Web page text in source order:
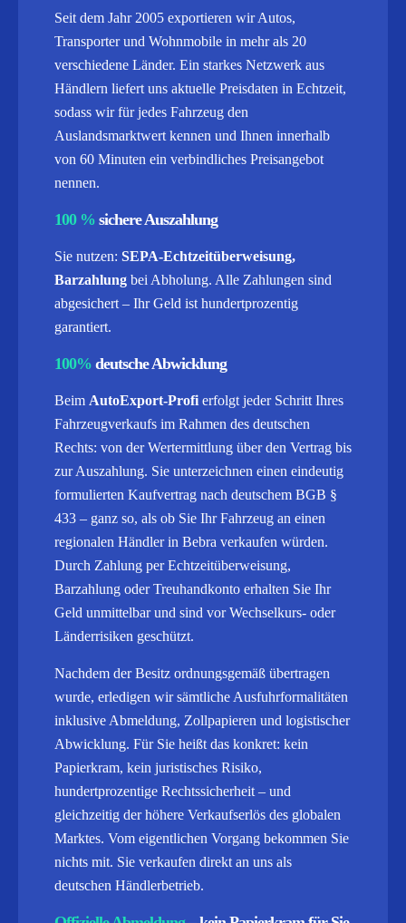
Seit dem Jahr 2005 exportieren wir Autos,
Transporter und Wohnmobile in mehr als 20
verschiedene Länder. Ein starkes Netzwerk aus
Händlern liefert uns aktuelle Preisdaten in Echtzeit,
sodass wir für jedes Fahrzeug den
Auslandsmarktwert kennen und Ihnen innerhalb
von 60 Minuten ein verbindliches Preisangebot
nennen.
100 % sichere Auszahlung
Sie nutzen: SEPA-Echtzeitüberweisung,
Barzahlung bei Abholung. Alle Zahlungen sind
abgesichert – Ihr Geld ist hundertprozentig
garantiert.
100% deutsche Abwicklung
Beim AutoExport-Profi erfolgt jeder Schritt Ihres
Fahrzeugverkaufs im Rahmen des deutschen
Rechts: von der Wertermittlung über den Vertrag bis
zur Auszahlung. Sie unterzeichnen einen eindeutig
formulierten Kaufvertrag nach deutschem BGB §
433 – ganz so, als ob Sie Ihr Fahrzeug an einen
regionalen Händler in Bebra verkaufen würden.
Durch Zahlung per Echtzeitüberweisung,
Barzahlung oder Treuhandkonto erhalten Sie Ihr
Geld unmittelbar und sind vor Wechselkurs- oder
Länderrisiken geschützt.
Nachdem der Besitz ordnungsgemäß übertragen
wurde, erledigen wir sämtliche Ausfuhrformalitäten
inklusive Abmeldung, Zollpapieren und logistischer
Abwicklung. Für Sie heißt das konkret: kein
Papierkram, kein juristisches Risiko,
hundertprozentige Rechtssicherheit – und
gleichzeitig der höhere Verkaufserlös des globalen
Marktes. Vom eigentlichen Vorgang bekommen Sie
nichts mit. Sie verkaufen direkt an uns als
deutschen Händlerbetrieb.